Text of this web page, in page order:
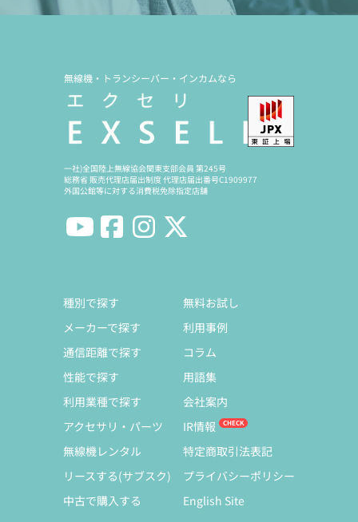
無線機・トランシーバー・インカムなら
一社)全国陸上無線協会関東支部会員 第245号
総務省 販売代理店届出制度 代理店届出番号C1909977
外国公館等に対する消費税免除指定店舗
種別で探す
メーカーで探す
通信距離で探す
性能で探す
利用業種で探す
アクセサリ・パーツ
無線機レンタル
リースする(サブスク)
中古で購入する
無料お試し
利用事例
コラム
用語集
会社案内
IR情報
特定商取引法表記
プライバシーポリシー
English Site